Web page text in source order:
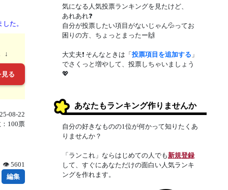
た。
↓
る
08-22
100票
👁 5601
編集
気になる人気投票ランキングを見たけど、
あれあれ❓
自分が投票したい項目がないじゃん💦ってお
困りの方、ちょっとまったー🙌
大丈夫❗ そんなときは「投票項目を追加する 」
でさくっと増やして、投票しちゃいましょう
💖
あなたもランキング作りませんか
自分の好きなものの1位が何かって知りたくあ
りませんか？
「ランこれ」ならはじめての人でも新規登録
して、すぐにあなただけの面白い人気ランキ
ングを作れます。